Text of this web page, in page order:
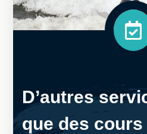
D’autres
que des cours